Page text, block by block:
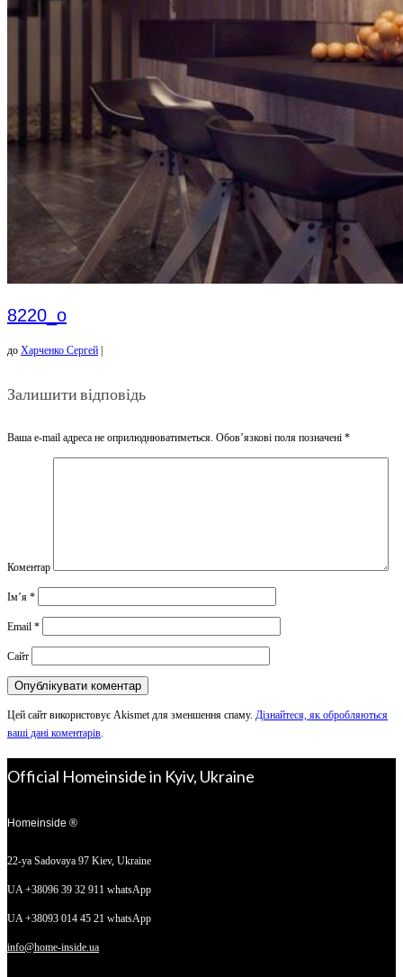
8220_o
до Харченко Сергей
Залишити відповідь
Ваша e-mail адреса не оприлюднюватиметься. Обов’язкові поля позначені *
Коментар
Ім’я *
Email *
Сайт
Цей сайт використовує Akismet для зменшення спаму. Дізнайтеся, як обробляються
ваші дані коментарів.
Official Homeinside in Kyiv, Ukraine
Homeinside ®
22-ya Sadovaya 97 Kiev, Ukraine
UA +38096 39 32 911 whatsApp
UA +38093 014 45 21 whatsApp
info@home-inside.ua